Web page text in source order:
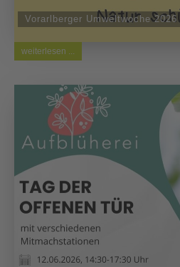
Vorarlberger Umweltwoche 2026
weiterlesen ...